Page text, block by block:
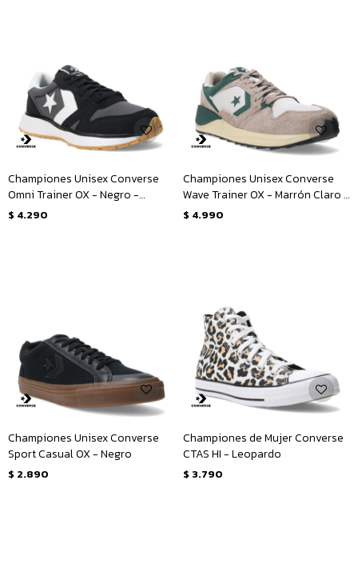
Championes Unisex Converse
Omni Trainer OX - Negro -
Blanco
$ 4.290
Championes Unisex Converse
Wave Trainer OX - Marrón Claro -
Verde
$ 4.990
Championes Unisex Converse
Sport Casual OX - Negro
$ 2.890
Championes de Mujer Converse
CTAS HI - Leopardo
$ 3.790